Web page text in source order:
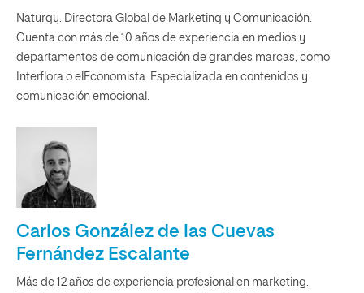
Naturgy. Directora Global de Marketing y Comunicación.
Cuenta con más de 10 años de experiencia en medios y
departamentos de comunicación de grandes marcas, como
Interflora o elEconomista. Especializada en contenidos y
comunicación emocional.
Carlos González de las Cuevas
Fernández Escalante
Más de 12 años de experiencia profesional en marketing.